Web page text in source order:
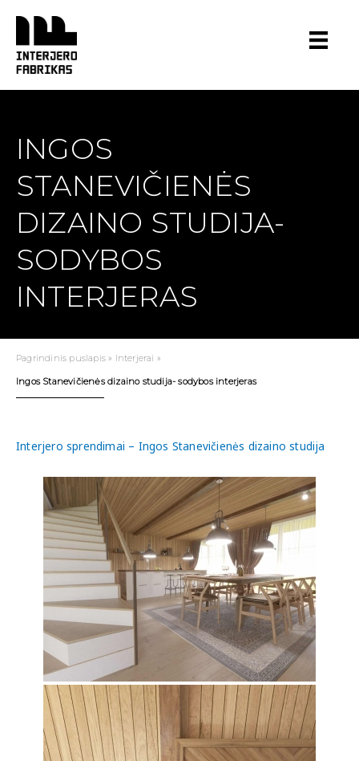
turinio
INGOS
STANEVIČIENĖS
DIZAINO STUDIJA-
SODYBOS
INTERJERAS
Pagrindinis puslapis » Interjerai »
Ingos Stanevičienės dizaino studija- sodybos interjeras
Interjero sprendimai – Ingos Stanevičienės dizaino studija